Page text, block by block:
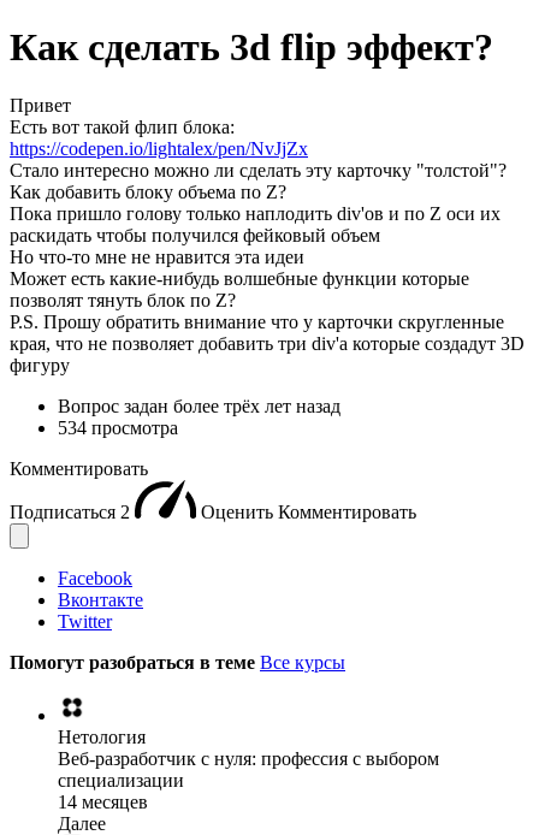
Как сделать 3d flip эффект?
Привет
Есть вот такой флип блока:
https://codepen.io/lightalex/pen/NvJjZx
Стало интересно можно ли сделать эту карточку "толстой"?
Как добавить блоку объема по Z?
Пока пришло голову только наплодить div'ов и по Z оси их
раскидать чтобы получился фейковый объем
Но что-то мне не нравится эта идеи
Может есть какие-нибудь волшебные функции которые
позволят тянуть блок по Z?
P.S. Прошу обратить внимание что у карточки скругленные
края, что не позволяет добавить три div'а которые создадут 3D
фигуру
Вопрос задан более трёх лет назад
534 просмотра
Комментировать
Подписаться 2 Оценить Комментировать
Facebook
Вконтакте
Twitter
Помогут разобраться в теме Все курсы
Нетология
Веб-разработчик с нуля: профессия с выбором
специализации
14 месяцев
Далее